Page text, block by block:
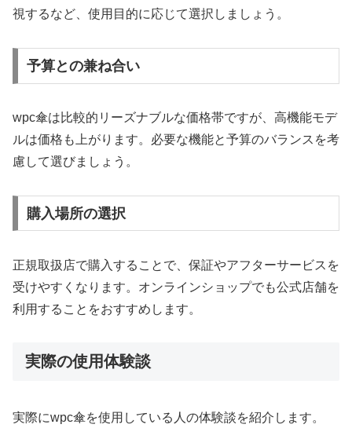
視するなど、使用目的に応じて選択しましょう。
予算との兼ね合い
wpc傘は比較的リーズナブルな価格帯ですが、高機能モデ
ルは価格も上がります。必要な機能と予算のバランスを考
慮して選びましょう。
購入場所の選択
正規取扱店で購入することで、保証やアフターサービスを
受けやすくなります。オンラインショップでも公式店舗を
利用することをおすすめします。
実際の使用体験談
実際にwpc傘を使用している人の体験談を紹介します。